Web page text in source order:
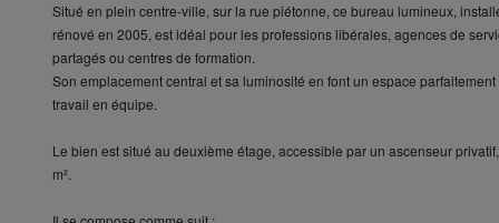
Situé en plein centre-ville, sur la rue piétonne, ce bureau lumineux,
rénové en 2005, est idéal pour les professions libérales, agences de
partagés ou centres de formation.
Son emplacement central et sa luminosité en font un espace
travail en équipe.
Le bien est situé au deuxième étage, accessible par un ascenseur
m².